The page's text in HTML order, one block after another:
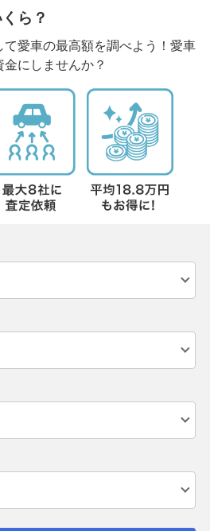
ら？
愛車の最高額を調べよう！愛車
にしませんか？